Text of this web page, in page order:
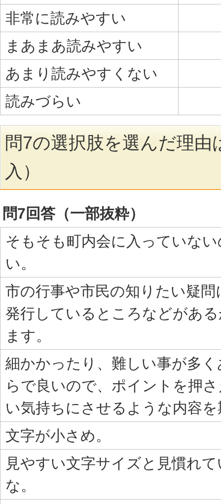
非常に読みやすい
まあまあ読みやすい
あまり読みやすくない
読みづらい
問7の選択肢を選んだ理由
入）
問7回答（一部抜粋）
そもそも町内会に入っていな
い。
市の行事や市民の知りたい疑
発行しているところなどがあ
ます。
細かかったり、難しい事が多
らで良いので、ポイントを押
い気持ちにさせるような内容
文字が小さめ。
見やすい文字サイズと見慣れ
な。